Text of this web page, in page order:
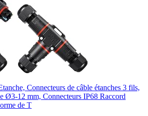
Connecteurs de câble étanches 3 fils,
Ø3-12 mm, Connecteurs IP68 Raccord
de T